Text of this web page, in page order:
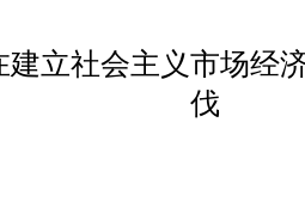
立社会主义市场经
伐